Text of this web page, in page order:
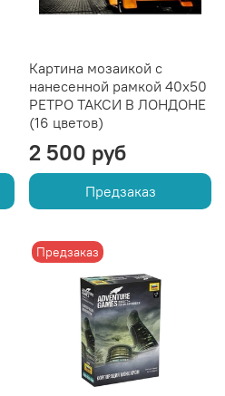
Картина мозаикой с
нанесенной рамкой 40х50
РЕТРО ТАКСИ В ЛОНДОНЕ
(16 цветов)
2 500 руб
Предзаказ
Предзаказ